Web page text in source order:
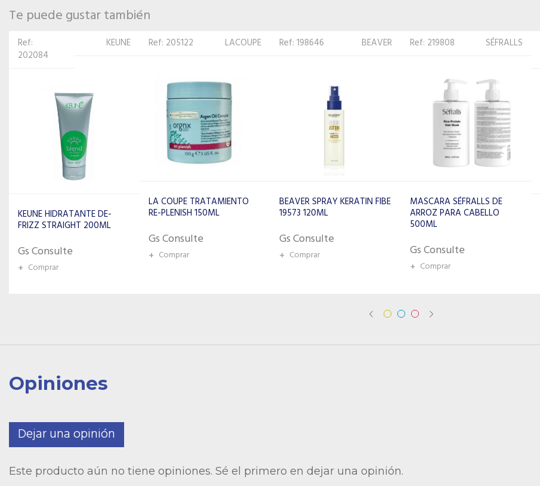
Te puede gustar también
Ref: 205122 LACOUPE
RE-PLENISH 150ML
+ Comprar
Ref: 198646 BEAVER
BEAVER SPRAY KERATIN FIBE
19573 120ML
Gs Consulte
+ Comprar
Ref: 219808 SÉFRALLS
MASCARA SÉFRALLS DE
ARROZ PARA CABELLO
Gs Consulte
Ref:
LACOUPE
LA COUPE TRATAMIENTO
BRAZILIAN KERATIN LCO3736
Gs Consulte
Opiniones
Dejar una opinión
Este producto aún no tiene opiniones. Sé el primero en dejar una opinión.